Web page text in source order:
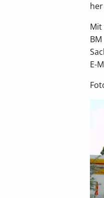
Mit
E-